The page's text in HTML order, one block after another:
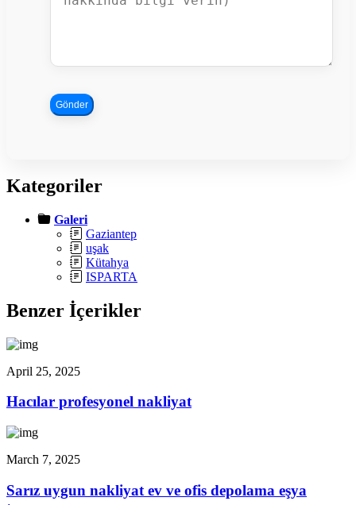
Gönder
Kategoriler
Galeri
Gaziantep
uşak
Kütahya
ISPARTA
Benzer İçerikler
April 25, 2025
Hacılar profesyonel nakliyat
March 7, 2025
Sarız uygun nakliyat ev ve ofis depolama eşya